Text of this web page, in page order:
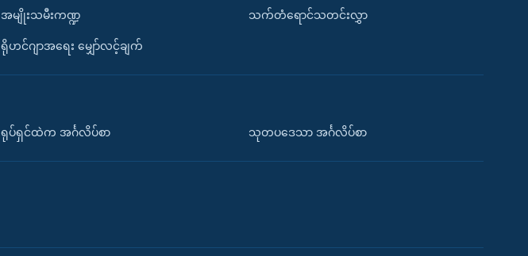
အမျိုးသမီးကဏ္ဍ
ရိုဟင်ဂျာအရေး မျှော်လင့်ချက်
သက်တံရောင်သတင်းလွှာ
ရုပ်ရှင်ထဲက အင်္ဂလိပ်စာ သုတပဒေသာ အင်္ဂလိပ်စာ